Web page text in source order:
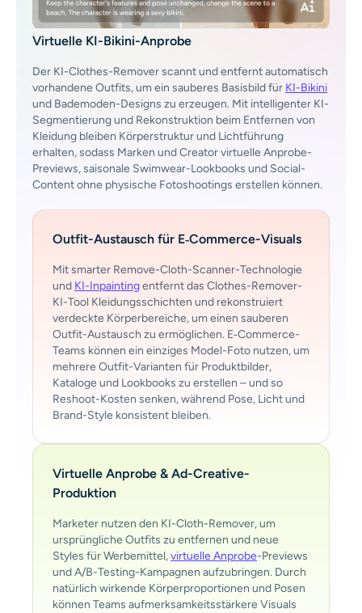
Video-Werkzeuge
Video-Verstärker
Video-Wasserzeichen-Entferner
Virtuelle KI-Bikini-Anprobe
Der KI-Clothes-Remover scannt und entfernt automatisch
vorhandene Outfits, um ein sauberes Basisbild für KI-Bikini
und Bademoden-Designs zu erzeugen. Mit intelligenter KI-
Segmentierung und Rekonstruktion beim Entfernen von
Kleidung bleiben Körperstruktur und Lichtführung
erhalten, sodass Marken und Creator virtuelle Anprobe-
Previews, saisonale Swimwear-Lookbooks und Social-
Content ohne physische Fotoshootings erstellen können.
Outfit-Austausch für E‑Commerce-Visuals
Mit smarter Remove-Cloth-Scanner-Technologie
und KI-Inpaintingentfernt das Clothes-Remover-
KI-Tool Kleidungsschichten und rekonstruiert
verdeckte Körperbereiche, um einen sauberen
Outfit-Austausch zu ermöglichen. E‑Commerce-
Teams können ein einziges Model-Foto nutzen, um
mehrere Outfit-Varianten für Produktbilder,
Kataloge und Lookbooks zu erstellen – und so
Reshoot-Kosten senken, während Pose, Licht und
Brand-Style konsistent bleiben.
Virtuelle Anprobe & Ad-Creative-
Produktion
Marketer nutzen den KI-Cloth-Remover, um
ursprüngliche Outfits zu entfernen und neue
Styles für Werbemittel,virtuelle Anprobe-Previews
und A/B-Testing-Kampagnen aufzubringen. Durch
natürlich wirkende Körperproportionen und Posen
können Teams aufmerksamkeitsstärkere Visuals